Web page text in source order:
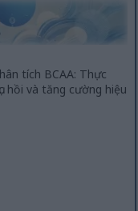
tích BCAA: Thực
hồi và tăng cường hiệu